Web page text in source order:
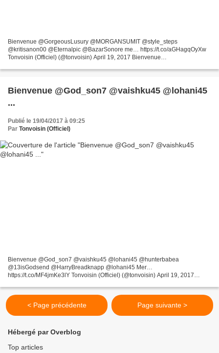
Bienvenue @GorgeousLusury @MORGANSUMIT @style_steps
@kritisanon00 @Eternalpic @BazarSonore me… https://t.co/aGHagqOyXw
Tonvoisin (Officiel) (@tonvoisin) April 19, 2017 Bienvenue
@Eternalpic @BazarSonore...
Bienvenue @God_son7 @vaishku45 @lohani45
...
Publié le 19/04/2017 à 09:25
Par Tonvoisin (Officiel)
Bienvenue @God_son7 @vaishku45 @lohani45 @hunterbabea
@13isGodsend @HarryBreadknapp @lohani45 Mer…
https://t.co/MF4jmKe3lY Tonvoisin (Officiel) (@tonvoisin) April 19, 2017
@13isGodsend @HarryBreadknapp...
< Page précédente Page suivante >
Hébergé par Overblog
Top articles